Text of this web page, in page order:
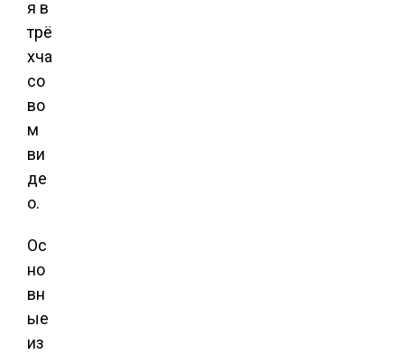
я в
трё
хча
со
во
м
ви
де
о.
Ос
но
вн
ые
из